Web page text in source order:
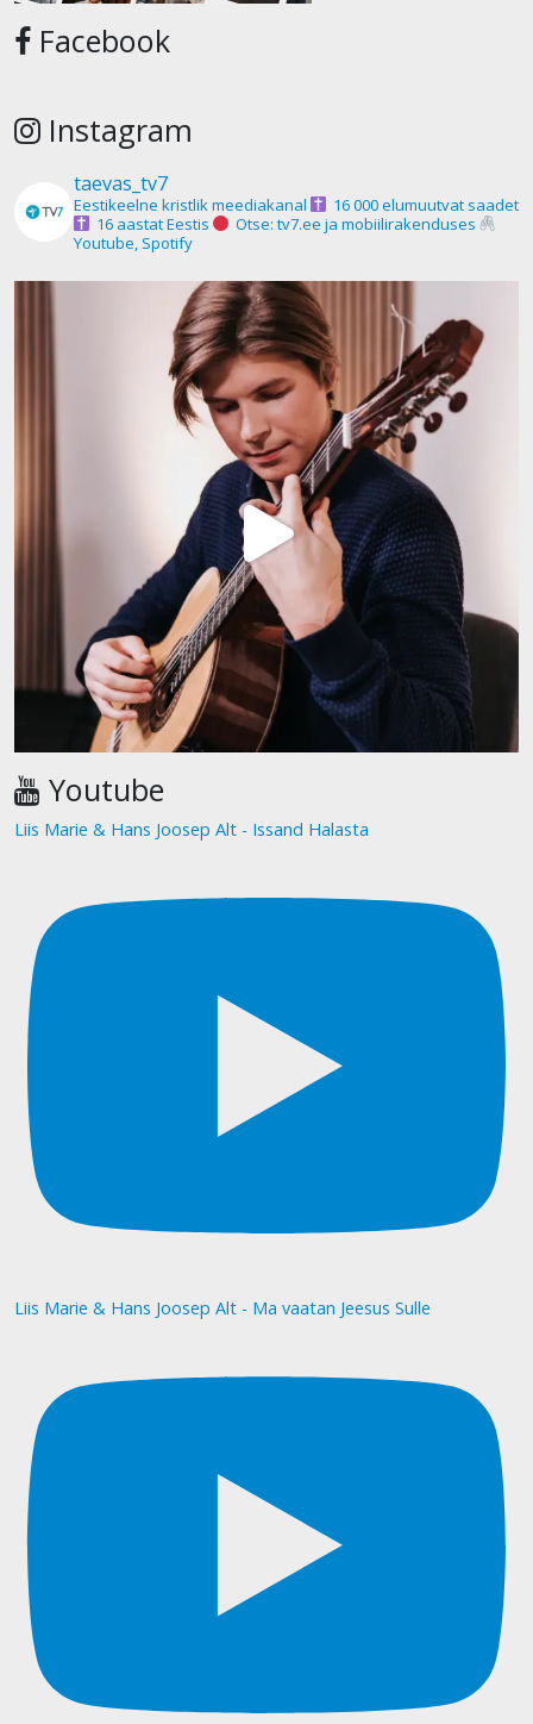
Facebook
Instagram
taevas_tv7
Eestikeelne kristlik meediakanal
16 000 elumuutvat saadet
16 aastat Eestis
Otse: tv7.ee ja mobiilirakenduses
Youtube, Spotify
Youtube
Liis Marie & Hans Joosep Alt - Issand Halasta
Liis Marie & Hans Joosep Alt - Ma vaatan Jeesus Sulle